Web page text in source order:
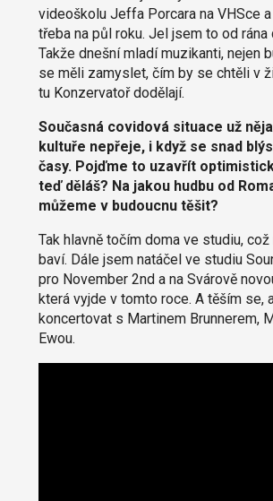
videoškolu Jeffa Porcara na VHSce
třeba na půl roku. Jel jsem to od rána
Takže dnešní mladí muzikanti, nejen
se měli zamyslet, čím by se chtěli v
tu Konzervatoř dodělají.
Současná covidová situace už
kultuře nepřeje, i když se snad
časy. Pojďme to uzavřít
teď děláš? Na jakou hudbu od
můžeme v budoucnu těšit?
Tak hlavně točím doma ve studiu, což
baví. Dále jsem natáčel ve studiu
pro November 2nd a na Svárově
která vyjde v tomto roce. A těším se,
koncertovat s Martinem Brunnerem,
Ewou.